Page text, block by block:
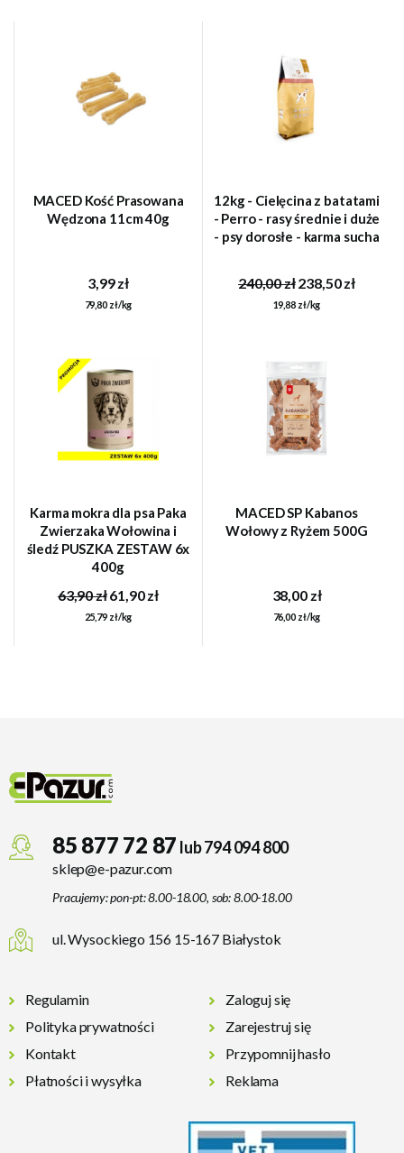
MACED Kość Prasowana
Wędzona 11cm 40g
3,99 zł
79,80 zł/kg
12kg - Cielęcina z batatami
- Perro - rasy średnie i duże
- psy dorosłe - karma sucha
240,00 zł238,50 zł
19,88 zł/kg
Karma mokra dla psa Paka
Zwierzaka Wołowina i
śledź PUSZKA ZESTAW 6x
400g
63,90 zł61,90 zł
25,79 zł/kg
MACED SP Kabanos
Wołowy z Ryżem 500G
38,00 zł
76,00 zł/kg
85 877 72 87 lub 794 094 800
sklep@e-pazur.com
Pracujemy: pon-pt: 8.00-18.00, sob: 8.00-18.00
ul. Wysockiego 156 15-167 Białystok
Regulamin
Polityka prywatności
Kontakt
Płatności i wysyłka
Zaloguj się
Zarejestruj się
Przypomnij hasło
Reklama